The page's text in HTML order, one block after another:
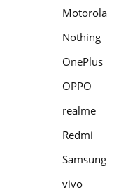
Motorola
Nothing
OnePlus
OPPO
realme
Redmi
Samsung
vivo